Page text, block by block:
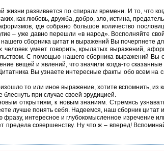
жизни развивается по спирали времени. И то, что
как любовь, дружба, добро, зло, истина,
где собрано большое количество
– уже давно перешли «в народ». Восполняйте
сборника цитат и выражений Вы почерпнете
умеет говорить, крылатых выражений,
С помощью нашего сборника выражений Вы
вещей и явлений, что значили когда-то
Вы узнаете интересные факты обо всем на
то или иное выражение, хотите вспомнить,
блеснуть при случае своей эрудицией.
открытиям, к новым знаниям. Стремясь
лучше понять себя. Надеемся, наш сборник
интересное и глубокомысленное изречение
предела совершенству. Ну что ж – вперед!